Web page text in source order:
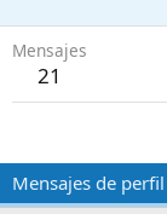
Mensajes
21
Mensajes de perfil